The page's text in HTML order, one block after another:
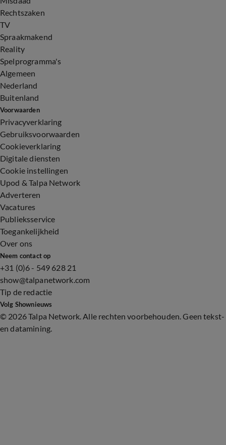
Rechtszaken
TV
Spraakmakend
Reality
Spelprogramma's
Algemeen
Nederland
Buitenland
Voorwaarden
Privacyverklaring
Gebruiksvoorwaarden
Cookieverklaring
Digitale diensten
Cookie instellingen
Upod & Talpa Network
Adverteren
Vacatures
Publieksservice
Toegankelijkheid
Over ons
Neem contact op
+31 (0)6 - 549 628 21
show@talpanetwork.com
Tip de redactie
Volg Shownieuws
© 2026 Talpa Network. Alle rechten voorbehouden. Geen tekst-
en datamining.